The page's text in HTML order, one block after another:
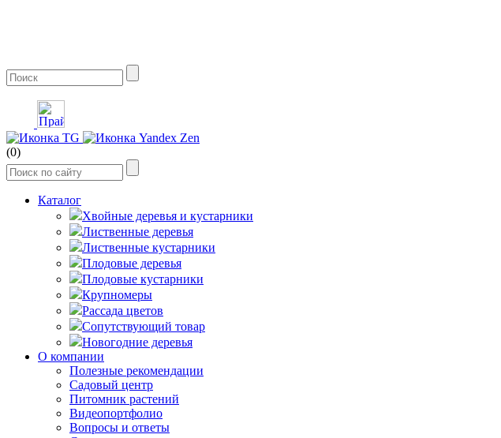
(0)
Каталог
Хвойные деревья и кустарники
Лиственные деревья
Лиственные кустарники
Плодовые деревья
Плодовые кустарники
Крупномеры
Рассада цветов
Сопутствующий товар
Новогодние деревья
О компании
Полезные рекомендации
Садовый центр
Питомник растений
Видеопортфолио
Вопросы и ответы